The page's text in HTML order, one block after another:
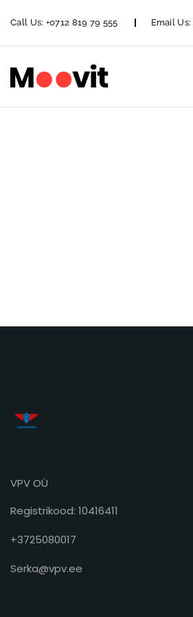
Call Us: +0712 819 79 555 Email Us:
VPV OÜ
Registrikood: 10416411
+3725080017
Serka@vpv.ee